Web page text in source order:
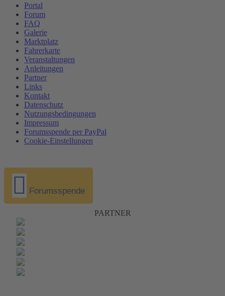
Portal
Forum
FAQ
Galerie
Marktplatz
Fahrerkarte
Veranstaltungen
Anleitungen
Partner
Links
Kontakt
Datenschutz
Nutzungsbedingungen
Impressum
Forumsspende per PayPal
Cookie-Einstellungen
Forumsspende
PARTNER